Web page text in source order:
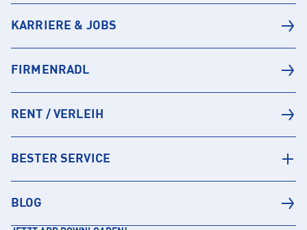
KARRIERE & JOBS
FIRMENRADL
RENT / VERLEIH
BESTER SERVICE
BLOG